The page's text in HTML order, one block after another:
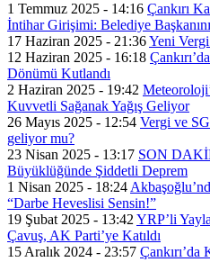
1 Temmuz 2025 - 14:16 Çankırı
İntihar Girişimi: Belediye Başkanını
17 Haziran 2025 - 21:36Yeni
12 Haziran 2025 - 16:18
Dönümü Kutlandı
2 Haziran 2025 - 19:42
Kuvvetli Sağanak Yağış Geliyor
26 Mayıs 2025 - 12:54 Vergi ve
geliyor mu?
23 Nisan 2025 - 13:17 SON
Büyüklüğünde Şiddetli Deprem
1 Nisan 2025 - 18:24
“Darbe Heveslisi Sensin!”
19 Şubat 2025 - 13:42 YRP’li
Çavuş, AK Parti’ye Katıldı
15 Aralık 2024 - 23:57 Çankırı’da